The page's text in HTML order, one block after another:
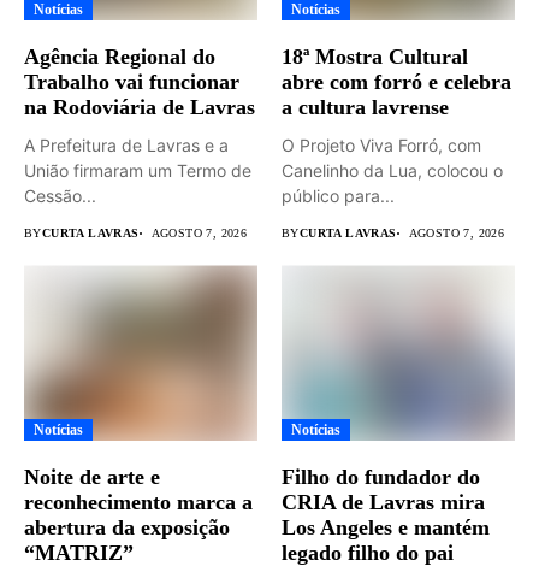
Notícias
Agência Regional do
Trabalho vai funcionar
na Rodoviária de Lavras
A Prefeitura de Lavras e a
União firmaram um Termo de
Cessão...
BYCURTA LAVRAS AGOSTO 7, 2026
Notícias
18ª Mostra Cultural
abre com forró e celebra
a cultura lavrense
O Projeto Viva Forró, com
Canelinho da Lua, colocou o
público para...
BYCURTA LAVRAS AGOSTO 7, 2026
Notícias
Noite de arte e
reconhecimento marca a
abertura da exposição
“MATRIZ”
Notícias
Filho do fundador do
CRIA de Lavras mira
Los Angeles e mantém
legado filho do pai